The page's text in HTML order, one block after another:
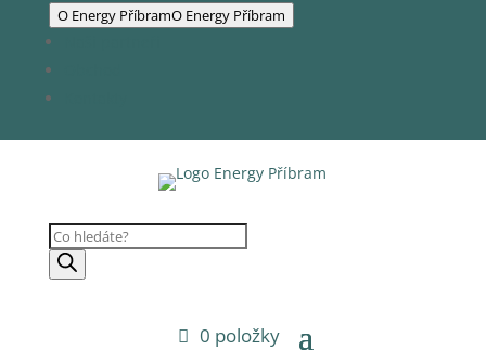
O Energy PříbramO Energy Příbram
Products
search
0 položky